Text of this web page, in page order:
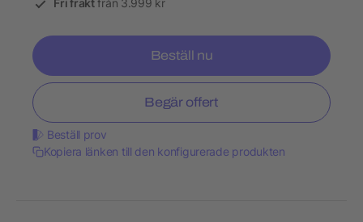
Fri fraktfrån 3.999 kr
Beställ nu
Begär offert
Beställ prov
Kopiera länken till den konfigurerade produkten